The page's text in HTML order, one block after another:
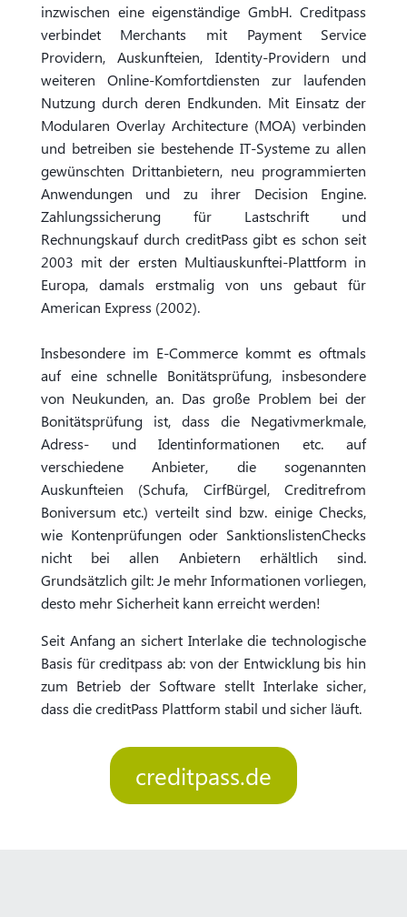
inzwischen eine eigenständige GmbH. Creditpass
verbindet Merchants mit Payment Service
Providern, Auskunfteien, Identity-Providern und
weiteren Online-Komfortdiensten zur laufenden
Nutzung durch deren Endkunden. Mit Einsatz der
Modularen Overlay Architecture (MOA) verbinden
und betreiben sie bestehende IT-Systeme zu allen
gewünschten Drittanbietern, neu programmierten
Anwendungen und zu ihrer Decision Engine.
Zahlungssicherung für Lastschrift und
Rechnungskauf durch creditPass gibt es schon seit
2003 mit der ersten Multiauskunftei-Plattform in
Europa, damals erstmalig von uns gebaut für
American Express (2002).
Insbesondere im E-Commerce kommt es oftmals
auf eine schnelle Bonitätsprüfung, insbesondere
von Neukunden, an. Das große Problem bei der
Bonitätsprüfung ist, dass die Negativmerkmale,
Adress- und Identinformationen etc. auf
verschiedene Anbieter, die sogenannten
Auskunfteien (Schufa, CirfBürgel, Creditrefrom
Boniversum etc.) verteilt sind bzw. einige Checks,
wie Kontenprüfungen oder SanktionslistenChecks
nicht bei allen Anbietern erhältlich sind.
Grundsätzlich gilt: Je mehr Informationen vorliegen,
desto mehr Sicherheit kann erreicht werden!
Seit Anfang an sichert Interlake die technologische
Basis für creditpass ab: von der Entwicklung bis hin
zum Betrieb der Software stellt Interlake sicher,
dass die creditPass Plattform stabil und sicher läuft.
creditpass.de